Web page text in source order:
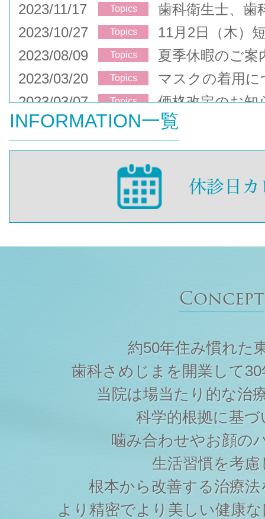
2023/11/17
Topics
歯科衛生士、歯
2023/10/27
Topics
11月2日（木）
2023/08/09
Topics
夏季休暇のご案
2023/03/20
Topics
マスクの着用に
2023/03/07
Topics 価格改定のお知
INFORMATION一覧
Concept
約50年住み慣れた
歯科さめじまを開業して
当院は場当たり的な治
科学的根拠に基づ
噛み合わせやお顔の
生活習慣を考慮
根本から改善する治療
より精密でより美しい健康